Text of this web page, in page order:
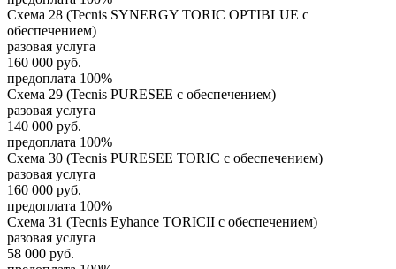
Схема 28 (Tecnis SYNERGY TORIC OPTIBLUE с
обеспечением)
разовая услуга
160 000 руб.
предоплата 100%
Схема 29 (Tecnis PURESEE с обеспечением)
разовая услуга
140 000 руб.
предоплата 100%
Схема 30 (Tecnis PURESEE TORIC с обеспечением)
разовая услуга
160 000 руб.
предоплата 100%
Схема 31 (Tecnis Eyhance TORICII с обеспечением)
разовая услуга
58 000 руб.